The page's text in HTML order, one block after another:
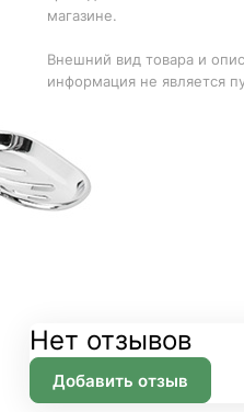
магазине.
Внешний вид товара и
информация не является
Нет отзывов
Добавить отзыв